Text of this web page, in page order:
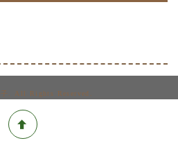
. All Rights Reserved.